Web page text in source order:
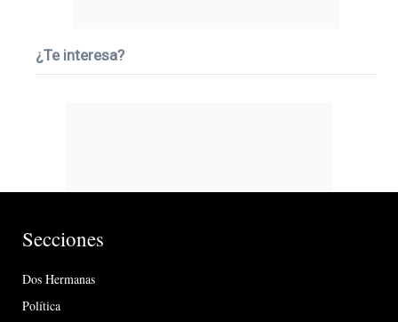
¿Te interesa?
Secciones
Dos Hermanas
Política